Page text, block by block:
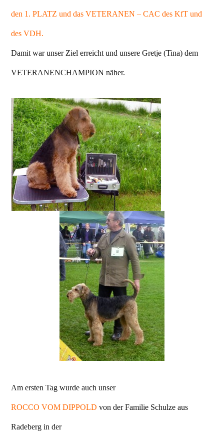
den 1. PLATZ und das VETERANEN – CAC des KfT und
des VDH.
Damit war unser Ziel erreicht und unsere Gretje (Tina) dem
VETERANENCHAMPION näher.
Am ersten Tag wurde auch unser
ROCCO VOM DIPPOLD von der Familie Schulze aus
Radeberg in der